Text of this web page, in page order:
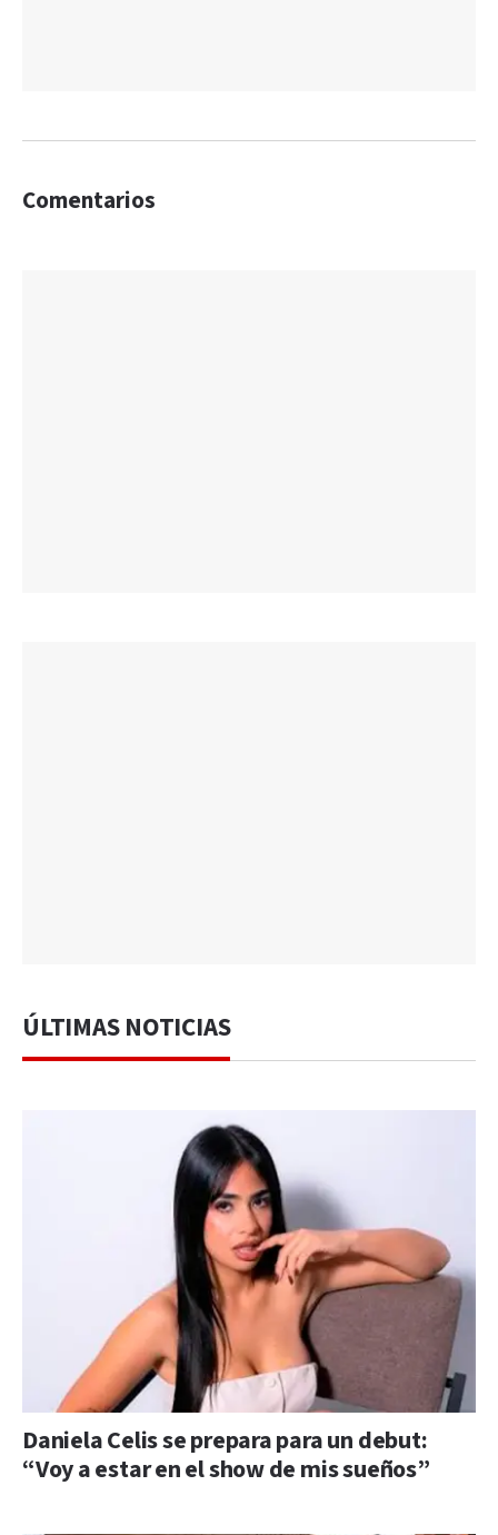
Comentarios
ÚLTIMAS NOTICIAS
Daniela Celis se prepara para un debut:
“Voy a estar en el show de mis sueños”